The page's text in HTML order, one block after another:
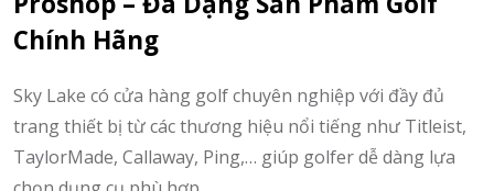
Chính Hãng
Sky Lake có cửa hàng golf chuyên nghiệp với đầy đủ
trang thiết bị từ các thương hiệu nổi tiếng như Titleist,
TaylorMade, Callaway, Ping,… giúp golfer dễ dàng lựa